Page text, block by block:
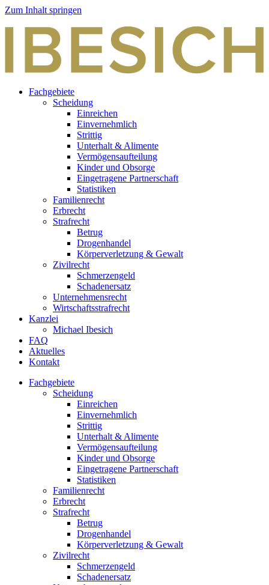
Zum Inhalt springen
Fachgebiete
Scheidung
Einreichen
Einvernehmlich
Strittig
Unterhalt & Alimente
Vermögensaufteilung
Kinder und Obsorge
Eingetragene Partnerschaft
Statistiken
Familienrecht
Erbrecht
Strafrecht
Betrug
Drogenhandel
Körperverletzung & Gewalt
Zivilrecht
Schmerzengeld
Schadenersatz
Unternehmensrecht
Wirtschaftsstrafrecht
Kanzlei
Michael Ibesich
FAQ
Aktuelles
Kontakt
Fachgebiete
Scheidung
Einreichen
Einvernehmlich
Strittig
Unterhalt & Alimente
Vermögensaufteilung
Kinder und Obsorge
Eingetragene Partnerschaft
Statistiken
Familienrecht
Erbrecht
Strafrecht
Betrug
Drogenhandel
Körperverletzung & Gewalt
Zivilrecht
Schmerzengeld
Schadenersatz